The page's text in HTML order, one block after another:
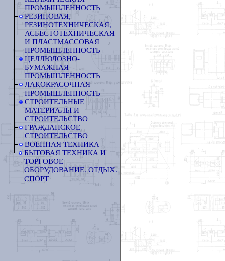
ПРОМЫШЛЕННОСТЬ
РЕЗИНОВАЯ,
РЕЗИНОТЕХНИЧЕСКАЯ,
АСБЕСТОТЕХНИЧЕСКАЯ
И ПЛАСТМАССОВАЯ
ПРОМЫШЛЕННОСТЬ
ЦЕЛЛЮЛОЗНО-
БУМАЖНАЯ
ПРОМЫШЛЕННОСТЬ
ЛАКОКРАСОЧНАЯ
ПРОМЫШЛЕННОСТЬ
СТРОИТЕЛЬНЫЕ
МАТЕРИАЛЫ И
СТРОИТЕЛЬСТВО
ГРАЖДАНСКОЕ
СТРОИТЕЛЬСТВО
ВОЕННАЯ ТЕХНИКА
БЫТОВАЯ ТЕХНИКА И
ТОРГОВОЕ
ОБОРУДОВАНИЕ. ОТДЫХ.
СПОРТ